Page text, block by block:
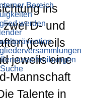
Bereich
werden
Suche
ins
D- und
(jeweils
jeweils eine
Mannschaft
Talente in